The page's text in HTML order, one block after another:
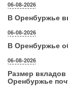
06-08-2026
В Оренбуржье
06-08-2026
В Оренбуржье
06-08-2026
Размер вкладов
Оренбуржье